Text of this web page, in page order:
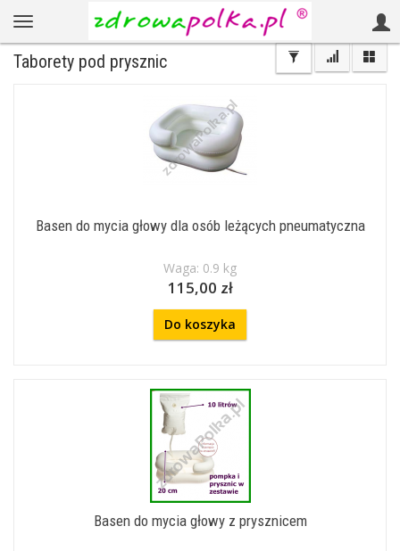
Taborety pod prysznic
Basen do mycia głowy dla osób leżących pneumatyczna
Waga: 0.9 kg
115,00 zł
Do koszyka
Basen do mycia głowy z prysznicem